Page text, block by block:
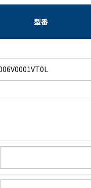
型番